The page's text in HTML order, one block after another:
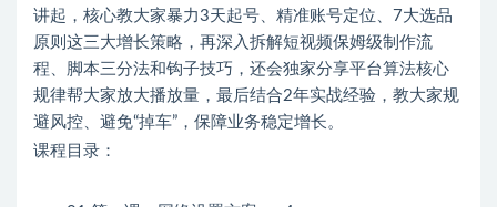
讲起，核心教大家暴力3天起号、精准账号定位、7大选品
原则这三大增长策略，再深入拆解短视频保姆级制作流
程、脚本三分法和钩子技巧，还会独家分享平台算法核心
规律帮大家放大播放量，最后结合2年实战经验，教大家规
避风控、避免“掉车”，保障业务稳定增长。
课程目录：